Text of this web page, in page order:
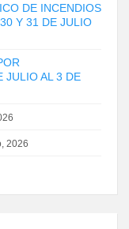
DE INCENDIOS
Y 31 DE JULIO
JULIO AL 3 DE
2026